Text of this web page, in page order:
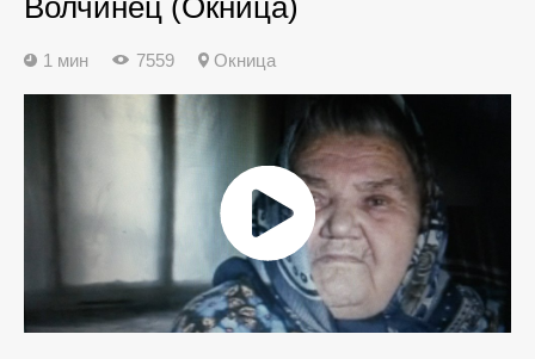
Волчинец (Окница)
1 мин 7559 Окница